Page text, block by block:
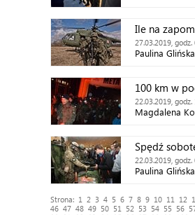
Ile na
27.03.2019, godz.
Paulina Glińska
100 km w
22.03.2019, godz.
Magdalena
Spędź
22.03.2019, godz.
Paulina Glińska
Strona: 1 2 3 4 5 6 7 8 9 10 11 12
46 47 48 49 50 51 52 53 54 55 56